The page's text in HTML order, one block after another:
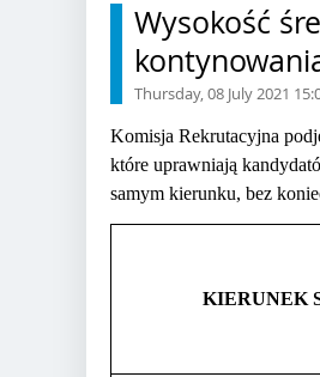
Wysokość
Thursday, 08 July 2021
Komisja Rekrutacyjna
które uprawniają
samym kierunku, bez
KIERUNEK